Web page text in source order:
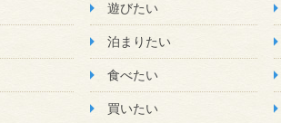
遊びたい
泊まりたい
食べたい
買いたい